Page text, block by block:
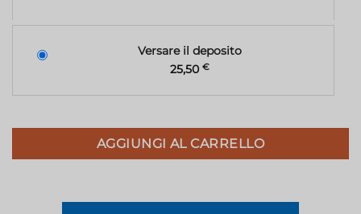
Versare il deposito
25,50 €
AGGIUNGI AL CARRELLO